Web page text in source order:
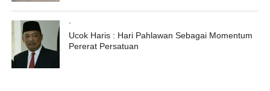
-
Ucok Haris : Hari Pahlawan Sebagai Momentum
Pererat Persatuan